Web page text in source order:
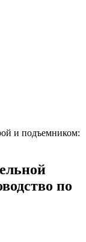
и подъемником:
по